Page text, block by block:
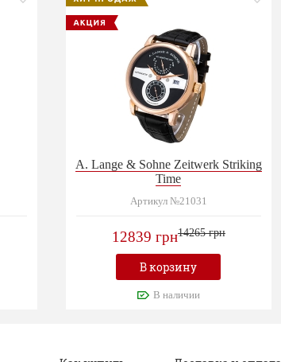
A. Lange & Sohne Zeitwerk Striking
Time
Артикул №21031
12839 грн14265 грн
В корзину
В наличии